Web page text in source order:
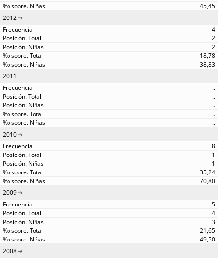
45,45
2012
4
2
2
18,78
38,83
2011
..
..
..
..
..
2010
8
1
1
35,24
70,80
2009
5
4
3
21,65
49,50
2008